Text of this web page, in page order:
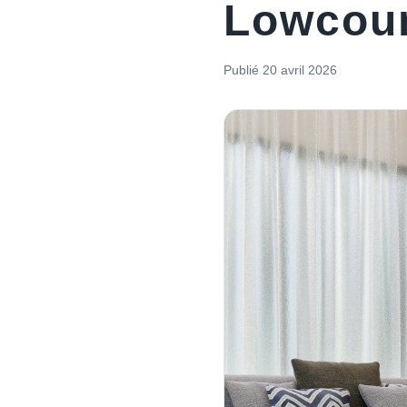
Publié 20 avril 2026